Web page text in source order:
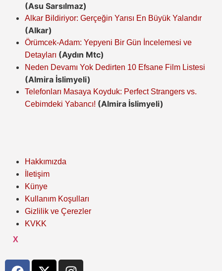
(Asu Sarsılmaz)
Alkar Bildiriyor: Gerçeğin Yarısı En Büyük Yalandır
(Alkar)
Örümcek-Adam: Yepyeni Bir Gün İncelemesi ve
Detayları (Aydın Mtc)
Neden Devamı Yok Dedirten 10 Efsane Film Listesi
(Almira İslimyeli)
Telefonları Masaya Koyduk: Perfect Strangers vs.
Cebimdeki Yabancı! (Almira İslimyeli)
Hakkımızda
İletişim
Künye
Kullanım Koşulları
Gizlilik ve Çerezler
KVKK
X